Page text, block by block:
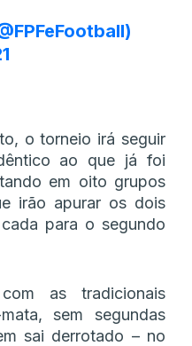
o torneio irá seguir
ao que já foi
em oito grupos
irão apurar os dois
para o segundo
as tradicionais
sem segundas
sai derrotado – no